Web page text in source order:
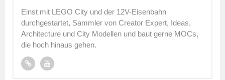
Einst mit LEGO City und der 12V-Eisenbahn
durchgestartet, Sammler von Creator Expert, Ideas,
Architecture und City Modellen und baut gerne MOCs,
die hoch hinaus gehen.